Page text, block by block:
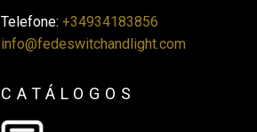
Telefone: +34934183856
info@fedeswitchandlight.com
CATÁLOGOS